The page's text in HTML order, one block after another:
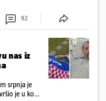
92
nas iz
srpnja je
je u komi.